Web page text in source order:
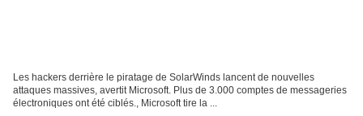
Les hackers derrière le piratage de SolarWinds lancent de nouvelles
attaques massives, avertit Microsoft. Plus de 3.000 comptes de messageries
électroniques ont été ciblés., Microsoft tire la ...